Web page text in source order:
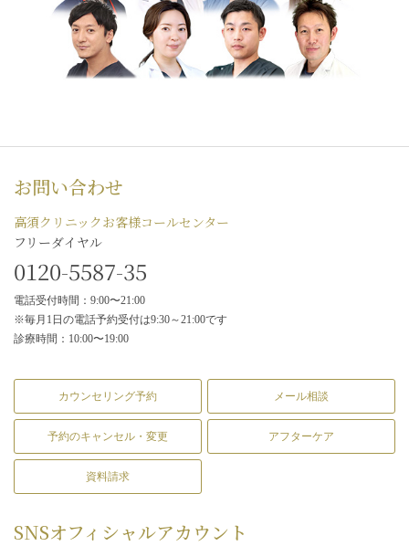
お問い合わせ
高須クリニックお客様コールセンター
フリーダイヤル
0120-5587-35
電話受付時間：9:00〜21:00
※毎月1日の電話予約受付は9:30～21:00です
診療時間：10:00〜19:00
カウンセリング予約 メール相談
予約のキャンセル・変更 アフターケア
資料請求
SNSオフィシャルアカウント